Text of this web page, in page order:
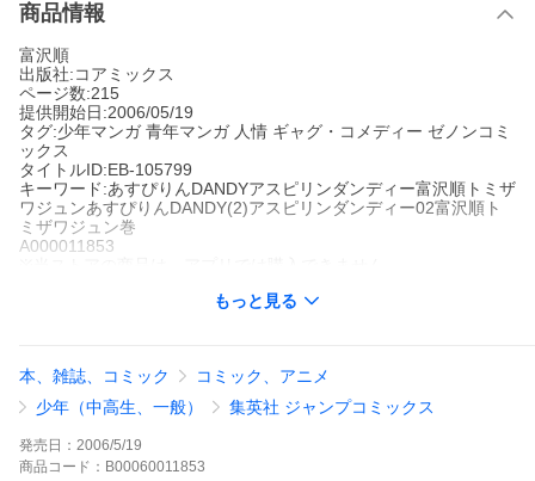
商品情報
富沢順
出版社:コアミックス
ページ数:215
提供開始日:2006/05/19
タグ:少年マンガ 青年マンガ 人情 ギャグ・コメディー ゼノンコミ
ックス
タイトルID:EB-105799
キーワード:あすぴりんDANDYアスピリンダンディー富沢順トミザ
ワジュンあすぴりんDANDY(2)アスピリンダンディー02富沢順ト
ミザワジュン巻
A000011853
ルドックス』に出演していた天才子役・栗原りおに気に入られ、
彼女のショップでバイトすることになった敏太。彼女は天才ゆえ
の孤独を背負った大人顔負けの、人生を知ってしまった少女だっ
た。そして敏太は、中学生の彼女に酒を飲ませ大騒ぎ!その被害総
額はなんと5億6千万円!?この物語は、主人公・敏太がさまざまな
出会いにより、人間的な成長を果たす物語……ではない!!
もっと見る
本、雑誌、コミック
コミック、アニメ
少年（中高生、一般）
集英社 ジャンプコミックス
発売日： 2006/5/19
商品 コード： B00060011853